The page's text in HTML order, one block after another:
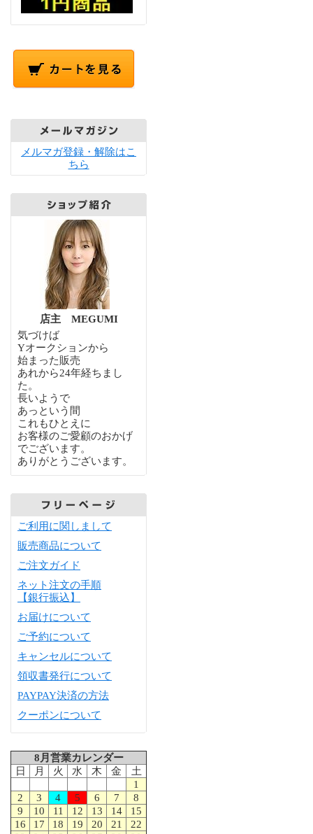
メルマガ登録・解除はこ
ちら
店主 MEGUMI
気づけば
Yオークションから
始まった販売
あれから24年経ちまし
た。
長いようで
あっという間
これもひとえに
お客様のご愛顧のおかげ
でございます。
ありがとうございます。
ご利用に関しまして
販売商品について
ご注文ガイド
ネット注文の手順
【銀行振込】
お届けについて
ご予約について
キャンセルについて
領収書発行について
PAYPAY決済の方法
クーポンについて
8月営業カレンダー
日
月 火 水 木 金
土
1
2
3 4 5 6 7
8
9
10 11 12 13 14
15
16
17 18 19 20 21
22